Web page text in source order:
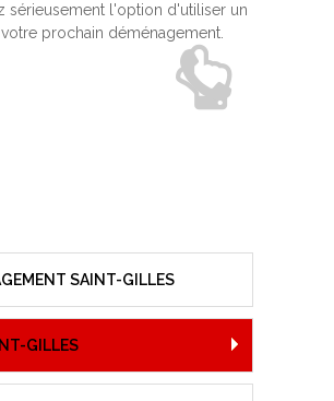
sérieusement l'option d'utiliser un
prochain déménagement.
SAINT-GILLES
GILLES